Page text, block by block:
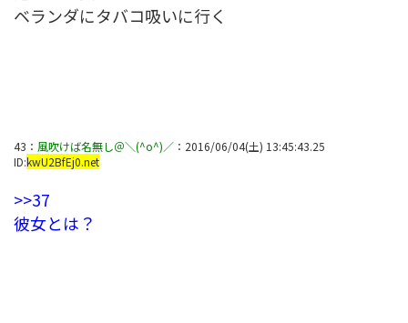
ベランダにタバコ吸いに行く
43 ： 風吹けば名無し＠＼(^o^)／ ： 2016/06/04(土) 13:45:43.25
ID:kwU2BfEj0.net
>>37
彼女とは？